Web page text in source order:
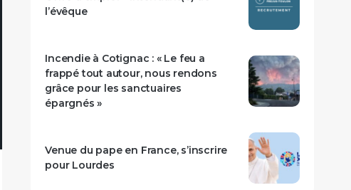
l’évêque
Incendie à Cotignac : « Le feu a
frappé tout autour, nous rendons
grâce pour les sanctuaires
épargnés »
Venue du pape en France, s’inscrire
pour Lourdes